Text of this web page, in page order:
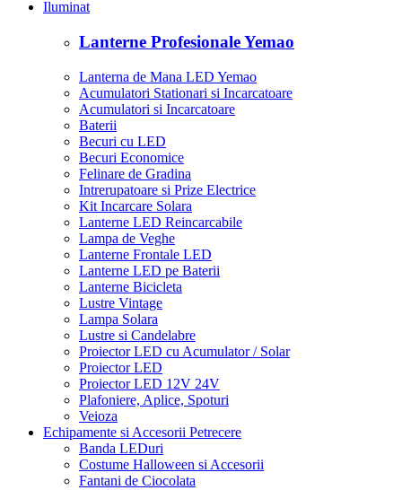
Iluminat
Lanterne Profesionale Yemao
Lanterna de Mana LED Yemao
Acumulatori Stationari si Incarcatoare
Acumulatori si Incarcatoare
Baterii
Becuri cu LED
Becuri Economice
Felinare de Gradina
Intrerupatoare si Prize Electrice
Kit Incarcare Solara
Lanterne LED Reincarcabile
Lampa de Veghe
Lanterne Frontale LED
Lanterne LED pe Baterii
Lanterne Bicicleta
Lustre Vintage
Lampa Solara
Lustre si Candelabre
Proiector LED cu Acumulator / Solar
Proiector LED
Proiector LED 12V 24V
Plafoniere, Aplice, Spoturi
Veioza
Echipamente si Accesorii Petrecere
Banda LEDuri
Costume Halloween si Accesorii
Fantani de Ciocolata